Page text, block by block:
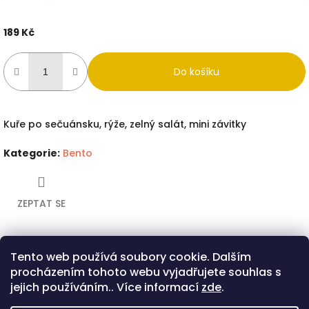
Tento web používá soubory cookie. Dalším
procházením tohoto webu vyjadřujete souhlas s
jejich používáním.. Více informací zde.
189 Kč
cena:
Do košíku
Kuře po sečuánsku, rýže, zelný salát, mini závitky
Kategorie: Bento
ZEPTAT SE
TwitterFacebook
Popis Diskuze